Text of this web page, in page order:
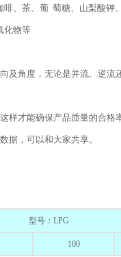
、茶、葡 萄糖、山梨酸钾
化物等
及角度，无论是并流、逆
样才能确保产品质量的合格率
据，可以和大家共享。
型号：LPG
100